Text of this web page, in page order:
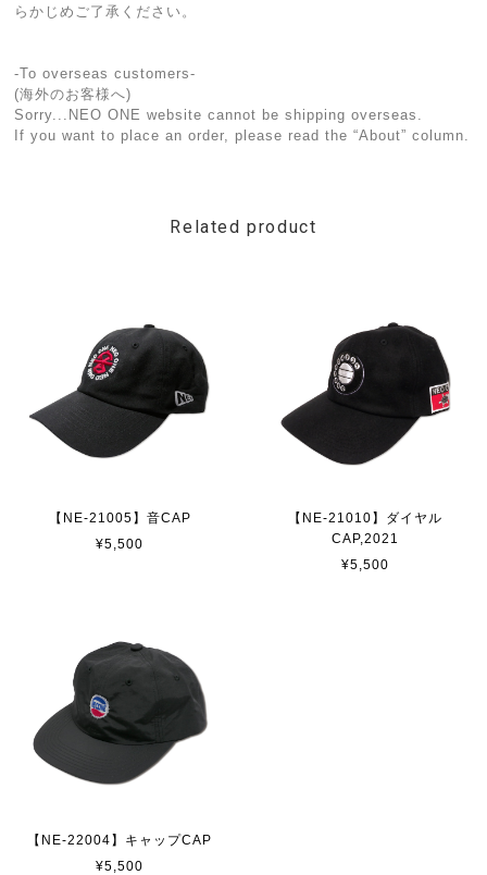
らかじめご了承ください。
-To overseas customers-
(海外のお客様へ)
Sorry...NEO ONE website cannot be shipping overseas.
If you want to place an order, please read the “About” column.
Related product
【NE-21005】音CAP
¥5,500
【NE-21010】ダイヤル
CAP,2021
¥5,500
【NE-22004】キャップCAP
¥5,500